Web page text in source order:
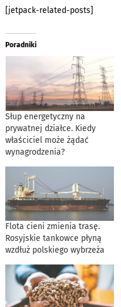
[jetpack-related-posts]
Poradniki
Słup energetyczny na
prywatnej działce. Kiedy
właściciel może żądać
wynagrodzenia?
Flota cieni zmienia trasę.
Rosyjskie tankowce płyną
wzdłuż polskiego wybrzeża